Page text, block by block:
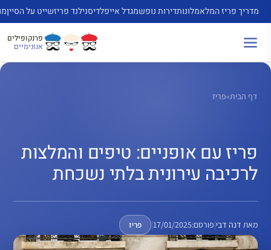
לדלג
לתוכן
מדריך פריז המלאמלונותדירות נופשמגדל אייפלדיסנילנד פריזשייט על הסיין
פרנקופילים
אנונימיים
דף הבית»פריז
פריז עם אופניים: טיפים והמלצות
לרכיבה עירונית בלתי נשכחת
מאת דנה דבי|פורסם:17/01/2025
| פריז